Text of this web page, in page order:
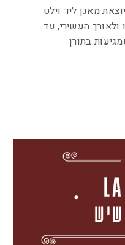
מאגן ליד וילט
העשירי, עד
בתורן